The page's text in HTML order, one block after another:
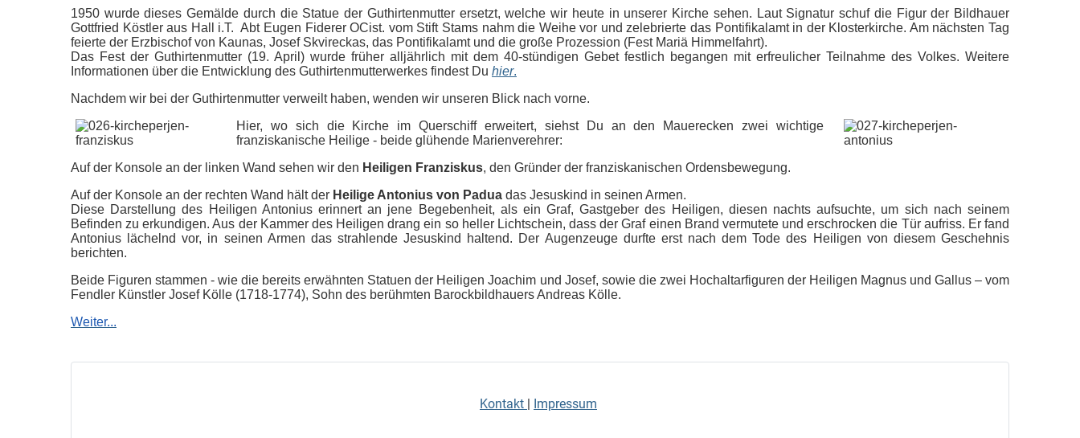
1950 wurde dieses Gemälde durch die Statue der Guthirtenmutter ersetzt, welche wir heute in unserer Kirche sehen. Laut Signatur schuf die Figur der Bildhauer
Gottfried Köstler aus Hall i.T. Abt Eugen Fiderer OCist. vom Stift Stams nahm die Weihe vor und zelebrierte das Pontifikalamt in der Klosterkirche. Am nächsten Tag
feierte der Erzbischof von Kaunas, Josef Skvireckas, das Pontifikalamt und die große Prozession (Fest Mariä Himmelfahrt).
Das Fest der Guthirtenmutter (19. April) wurde früher alljährlich mit dem 40-stündigen Gebet festlich begangen mit erfreulicher Teilnahme des Volkes. Weitere
Informationen über die Entwicklung des Guthirtenmutterwerkes findest Du hier.
Nachdem wir bei der Guthirtenmutter verweilt haben, wenden wir unseren Blick nach vorne.
Hier, wo sich die Kirche im Querschiff erweitert, siehst Du an den Mauerecken zwei wichtige
franziskanische Heilige - beide glühende Marienverehrer:
Auf der Konsole an der linken Wand sehen wir den Heiligen Franziskus, den Gründer der franziskanischen Ordensbewegung.
Auf der Konsole an der rechten Wand hält der Heilige Antonius von Padua das Jesuskind in seinen Armen.
Diese Darstellung des Heiligen Antonius erinnert an jene Begebenheit, als ein Graf, Gastgeber des Heiligen, diesen nachts aufsuchte, um sich nach seinem
Befinden zu erkundigen. Aus der Kammer des Heiligen drang ein so heller Lichtschein, dass der Graf einen Brand vermutete und erschrocken die Tür aufriss. Er fand
Antonius lächelnd vor, in seinen Armen das strahlende Jesuskind haltend. Der Augenzeuge durfte erst nach dem Tode des Heiligen von diesem Geschehnis
berichten.
Beide Figuren stammen - wie die bereits erwähnten Statuen der Heiligen Joachim und Josef, sowie die zwei Hochaltarfiguren der Heiligen Magnus und Gallus – vom
Fendler Künstler Josef Kölle (1718-1774), Sohn des berühmten Barockbildhauers Andreas Kölle.
Weiter...
Kontakt | Impressum